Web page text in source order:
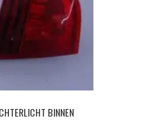
BINNEN